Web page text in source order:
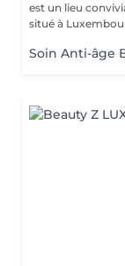
est un lieu
situé à
Soin Anti-âge